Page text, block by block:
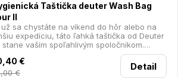
Taštička deuter Wash Bag
II
už sa chystáte na víkend do hôr alebo na
expedíciu, táto ľahká taštička od Deuter
stane vaším spoľahlivým spoločníkom.
tak, aby pojala všetky potrebné
pomôcky, a pritom zaberala len
miesta vo vašom batohu.
€
€
Detail